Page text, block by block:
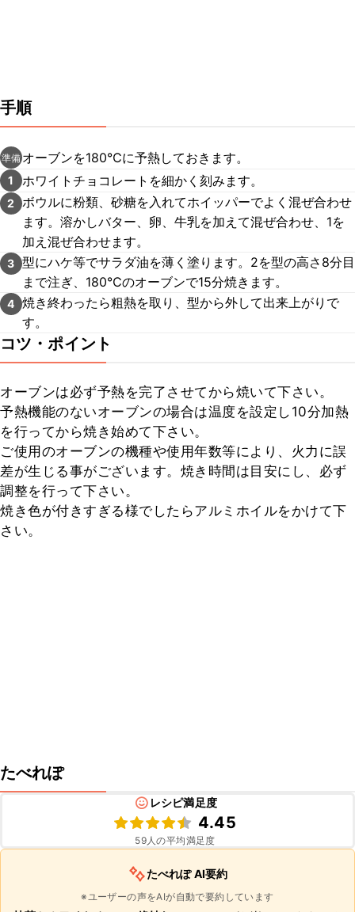
手順
準備 オーブンを180℃に予熱しておきます。
1 ホワイトチョコレートを細かく刻みます。
2
ボウルに粉類、砂糖を入れてホイッパーでよく混ぜ合わせ
ます。溶かしバター、卵、牛乳を加えて混ぜ合わせ、1を
加え混ぜ合わせます。
3 型にハケ等でサラダ油を薄く塗ります。2を型の高さ8分目
まで注ぎ、180℃のオーブンで15分焼きます。
4 焼き終わったら粗熱を取り、型から外して出来上がりで
す。
コツ・ポイント
オーブンは必ず予熱を完了させてから焼いて下さい。
予熱機能のないオーブンの場合は温度を設定し10分加熱
を行ってから焼き始めて下さい。
ご使用のオーブンの機種や使用年数等により、火力に誤
差が生じる事がございます。焼き時間は目安にし、必ず
調整を行って下さい。
焼き色が付きすぎる様でしたらアルミホイルをかけて下
さい。
たべれぽ
レシピ満足度
4.45
59人の平均満足度
たべれぽ AI要約
※ユーザーの声をAIが自動で要約しています